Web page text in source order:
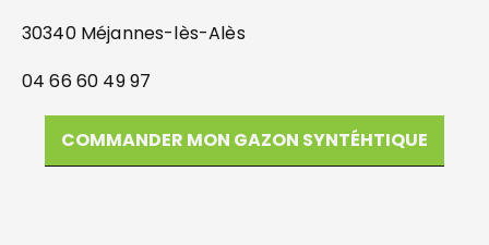
30340 Méjannes-lès-Alès
04 66 60 49 97
COMMANDER MON GAZON SYNTÉHTIQUE